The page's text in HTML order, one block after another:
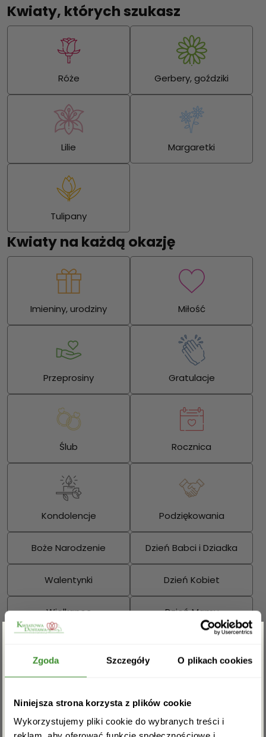
Zgoda Szczegóły O plikach cookies
Niniejsza strona korzysta z plików cookie
Wykorzystujemy pliki cookie do wybranych treści i
Kwiaty, których szukasz
Róże Gerbery, goździki
Lilie Margaretki
Tulipany
Kwiaty na każdą okazję
Imieniny, urodziny Miłość
Przeprosiny Gratulacje
Ślub Rocznica
Kondolencje Podziękowania
Boże Narodzenie Dzień Babci i Dziadka
Walentynki Dzień Kobiet
Wielkanoc Dzień Mamy
Sprawdź również:
Zgarnij rabat -5%
Zapisz się do newslettera i zgarnij
rabat na pierwsze zakupy!